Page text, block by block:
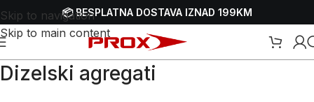
Skip to navigation
Skip to main content
📦 BESPLATNA DOSTAVA IZNAD 199KM
Dizelski agregati